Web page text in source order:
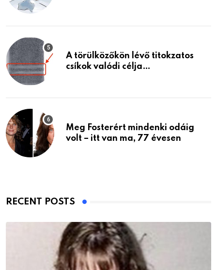
A törülközőkön lévő titokzatos
csíkok valódi célja…
Meg Fosterért mindenki odáig
volt – itt van ma, 77 évesen
RECENT POSTS